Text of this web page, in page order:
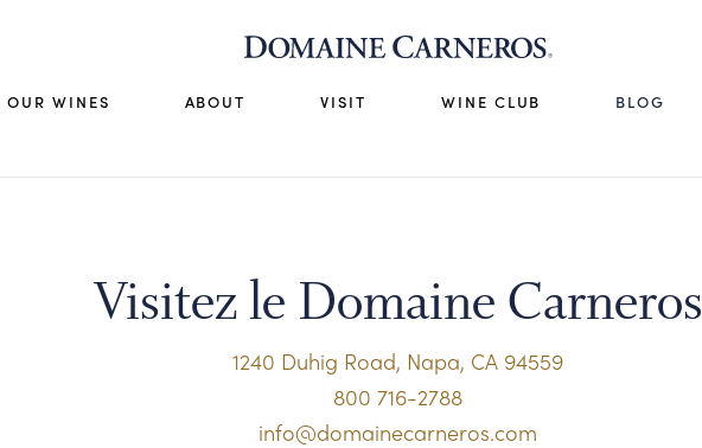
OUR WINES ABOUT VISIT WINE CLUB BLOG
Visitez le Domaine Carneros
1240 Duhig Road, Napa, CA 94559
800 716-2788
info@domainecarneros.com